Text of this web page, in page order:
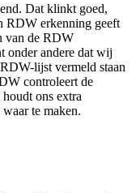
Dat klinkt goed,
RDW erkenning geeft
van de RDW
onder andere dat wij
lijst vermeld staan
controleert de
ons extra
te maken.